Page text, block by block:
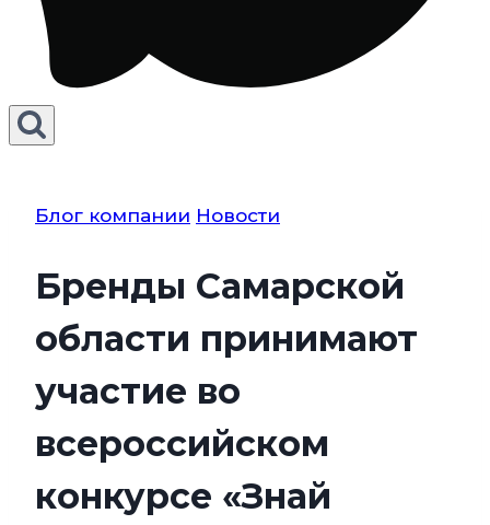
Блог компании Новости
Бренды Самарской
области принимают
участие во
всероссийском
конкурсе «Знай